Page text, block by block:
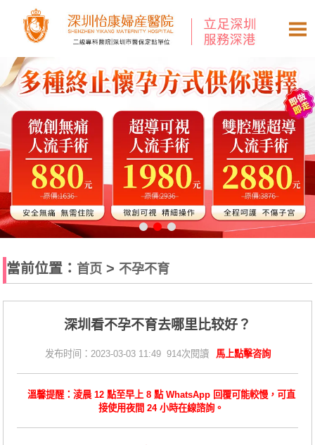
當前位置： 首页 > 不孕不育
深圳看不孕不育去哪里比较好？
发布时间：2023-03-03 11:49 914次閱讀 馬上點擊咨詢
溫馨提醒：淩晨 12 點至早上 8 點 WhatsApp 回覆可能較慢，可直
接使用夜間 24 小時在線諮詢。